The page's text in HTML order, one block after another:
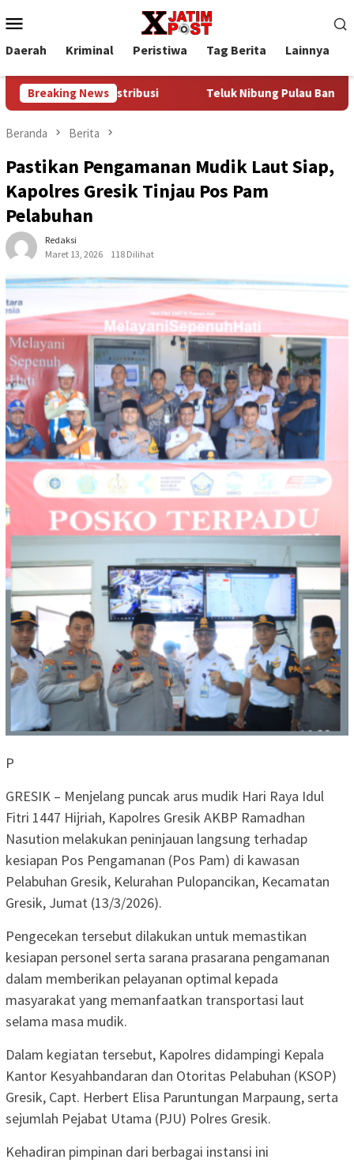
ke
kontenMobile
Daerah Kriminal Peristiwa Tag Berita Lainnya
Breaking News
Jalur Distribusi Teluk Nibung Pulau Banyak Bakal
Beranda Berita
Pastikan Pengamanan Mudik Laut Siap,
Kapolres Gresik Tinjau Pos Pam
Pelabuhan
Redaksi
Maret 13, 2026
118 Dilihat
P
GRESIK – Menjelang puncak arus mudik Hari Raya Idul
Fitri 1447 Hijriah, Kapolres Gresik AKBP Ramadhan
Nasution melakukan peninjauan langsung terhadap
kesiapan Pos Pengamanan (Pos Pam) di kawasan
Pelabuhan Gresik, Kelurahan Pulopancikan, Kecamatan
Gresik, Jumat (13/3/2026).
Pengecekan tersebut dilakukan untuk memastikan
kesiapan personel serta sarana prasarana pengamanan
dalam memberikan pelayanan optimal kepada
masyarakat yang memanfaatkan transportasi laut
selama masa mudik.
Dalam kegiatan tersebut, Kapolres didampingi Kepala
Kantor Kesyahbandaran dan Otoritas Pelabuhan (KSOP)
Gresik, Capt. Herbert Elisa Paruntungan Marpaung, serta
sejumlah Pejabat Utama (PJU) Polres Gresik.
Kehadiran pimpinan dari berbagai instansi ini